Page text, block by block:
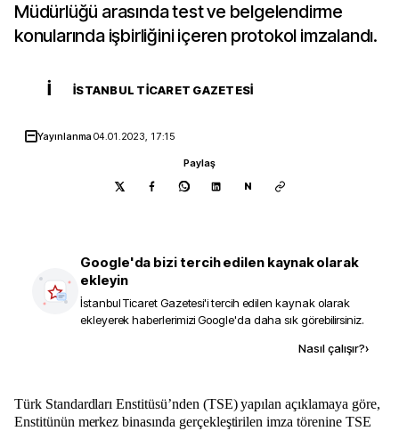
Müdürlüğü arasında test ve belgelendirme
konularında işbirliğini içeren protokol imzalandı.
İ İSTANBUL TICARET GAZETESI
Yayınlanma04.01.2023, 17:15
Paylaş
N
Google'da bizi tercih edilen kaynak olarak
ekleyin
İstanbul Ticaret Gazetesi'i tercih edilen kaynak olarak
ekleyerek haberlerimizi Google'da daha sık görebilirsiniz.
Nasıl çalışır?›
Türk Standardları Enstitüsü’nden (TSE) yapılan açıklamaya göre,
Enstitünün merkez binasında gerçekleştirilen imza törenine TSE